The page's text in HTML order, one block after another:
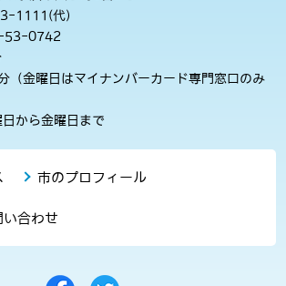
1111(代)
53-0742
（金曜日はマイナンバーカード専門窓口のみ
から金曜日まで
市のプロフィール
い合わせ